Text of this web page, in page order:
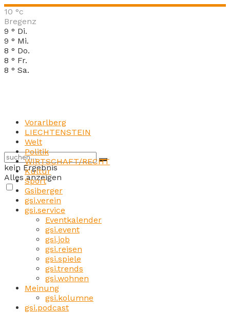
10 °c
Bregenz
9 ° Di.
9 ° Mi.
8 ° Do.
8 ° Fr.
8 ° Sa.
kein Ergebnis
Alles anzeigen
Vorarlberg
LIECHTENSTEIN
Welt
Politik
WIRTSCHAFT/RECHT
Kultur
Sport
Gsiberger
gsi.verein
gsi.service
Eventkalender
gsi.event
gsi.job
gsi.reisen
gsi.spiele
gsi.trends
gsi.wohnen
Meinung
gsi.kolumne
gsi.podcast